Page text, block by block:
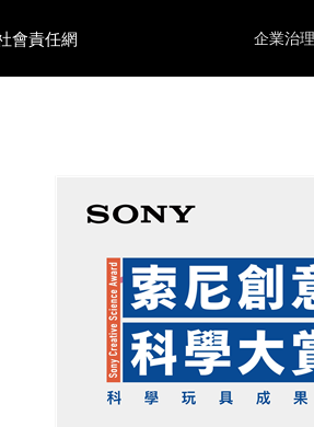
會責任網 企業治理